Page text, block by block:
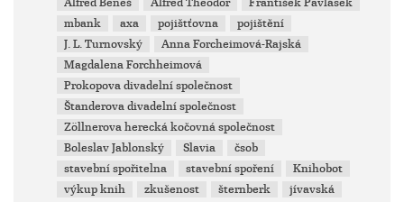
mbank
axa pojištťovna
pojištění
J. L. Turnovský
Anna Forcheimová-Rajská
Magdalena Forchheimová
Prokopova divadelní společnost
Štanderova divadelní společnost
Zöllnerova herecká kočovná společnost
Boleslav Jablonský
Slavia
čsob
stavební spořitelna
stavební spoření
Knihobot
výkup knih
zkušenost šternberk
jívavská